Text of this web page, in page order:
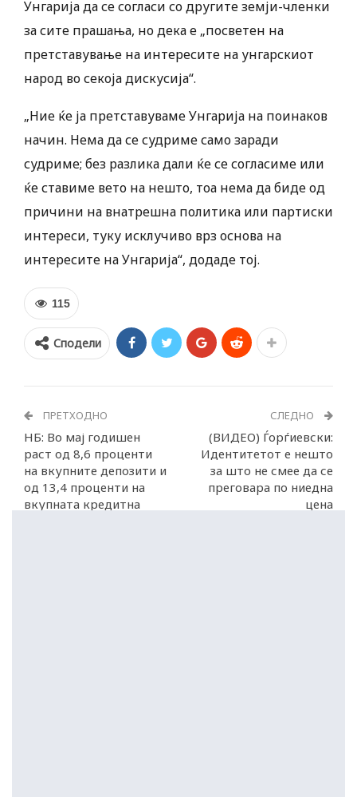
Унгарија да се согласи со другите земји-членки
за сите прашања, но дека е „посветен на
претставување на интересите на унгарскиот
народ во секоја дискусија“.
„Ние ќе ја претставуваме Унгарија на поинаков
начин. Нема да се судриме само заради
судриме; без разлика дали ќе се согласиме или
ќе ставиме вето на нешто, тоа нема да биде од
причини на внатрешна политика или партиски
интереси, туку исклучиво врз основа на
интересите на Унгарија“, додаде тој.
115
Сподели
ПРЕТХОДНО
НБ: Во мај годишен
раст од 8,6 проценти
на вкупните депозити и
од 13,4 проценти на
вкупната кредитна
СЛЕДНО
(ВИДЕО) Ѓорѓиевски:
Идентитетот е нешто
за што не смее да се
преговара по ниедна
цена